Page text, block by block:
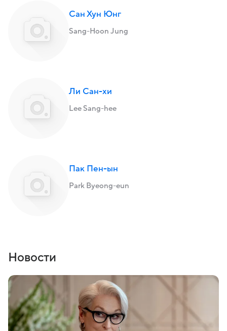
Сан Хун Юнг
Sang-Hoon Jung
Ли Сан-хи
Lee Sang-hee
Пак Пен-ын
Park Byeong-eun
Новости